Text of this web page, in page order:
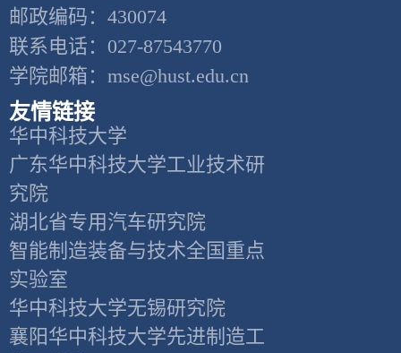
邮政编码：430074
联系电话：027-87543770
学院邮箱：mse@hust.edu.cn
友情链接
华中科技大学
广东华中科技大学工业技术研
究院
湖北省专用汽车研究院
智能制造装备与技术全国重点
实验室
华中科技大学无锡研究院
襄阳华中科技大学先进制造工